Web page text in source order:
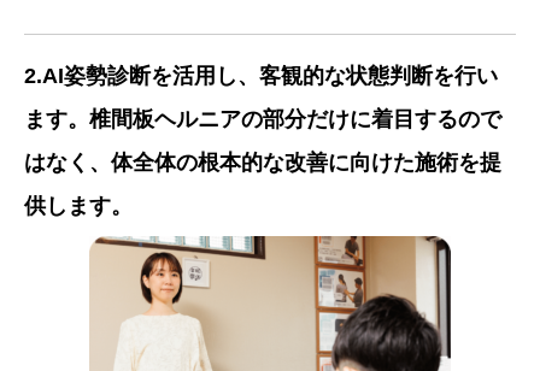
2.AI姿勢診断を活用し、客観的な状態判断を行い
ます。椎間板ヘルニアの部分だけに着目するので
はなく、体全体の根本的な改善に向けた施術を提
供します。